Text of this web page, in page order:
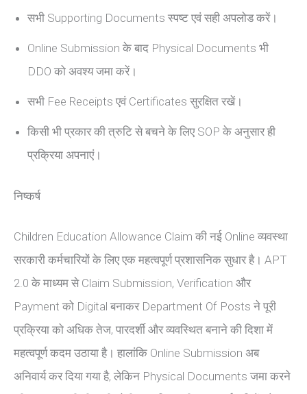
सभी Supporting Documents स्पष्ट एवं सही अपलोड करें।
Online Submission के बाद Physical Documents भी
DDO को अवश्य जमा करें।
सभी Fee Receipts एवं Certificates सुरक्षित रखें।
किसी भी प्रकार की त्रुटि से बचने के लिए SOP के अनुसार ही
प्रक्रिया अपनाएं।
निष्कर्ष
Children Education Allowance Claim की नई Online व्यवस्था
सरकारी कर्मचारियों के लिए एक महत्वपूर्ण प्रशासनिक सुधार है। APT
2.0 के माध्यम से Claim Submission, Verification और
Payment को Digital बनाकर Department Of Posts ने पूरी
प्रक्रिया को अधिक तेज, पारदर्शी और व्यवस्थित बनाने की दिशा में
महत्वपूर्ण कदम उठाया है। हालांकि Online Submission अब
अनिवार्य कर दिया गया है, लेकिन Physical Documents जमा करने